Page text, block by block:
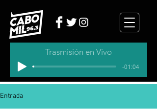
Trasmisión en Vivo
-01:04
Entrada